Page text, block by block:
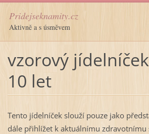
Pridejseknamity.cz
Aktivně a s úsměvem
vzorový
10 let
Tento jídelníček slouží pouze jako
dále přihlížet k aktuálnímu zdravotnímu